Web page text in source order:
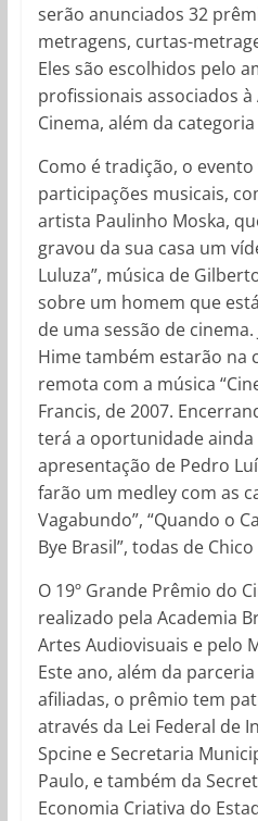
serão anunciados 32
metragens, curtas-
Eles são escolhidos pelo
profissionais associados
Cinema, além da
Como é tradição, o
participações musicais,
artista Paulinho Moska,
gravou da sua casa um
Luluza”, música de
sobre um homem que
de uma sessão de
Hime também estarão na
remota com a música
Francis, de 2007.
terá a oportunidade ainda
apresentação de Pedro
farão um medley com as
Vagabundo”, “Quando o
Bye Brasil”, todas de
O 19º Grande Prêmio do
realizado pela Academia
Artes Audiovisuais e pelo
Este ano, além da
afiliadas, o prêmio tem
através da Lei Federal de
Spcine e Secretaria
Paulo, e também da
Economia Criativa do